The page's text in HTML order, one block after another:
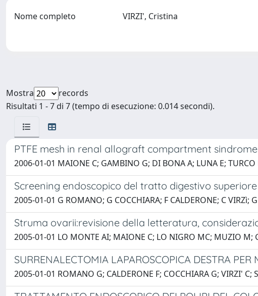
Nome completo VIRZI', Cristina
Mostra
records
Risultati 1 - 7 di 7 (tempo di esecuzione: 0.014 secondi).
PTFE mesh in renal allograft compartment sindrome
2006-01-01 MAIONE C; GAMBINO G; DI BONA A; LUNA E;
Screening endoscopico del tratto digestivo
2005-01-01 G ROMANO; G COCCHIARA; F CALDERONE; C VIRZì;
Struma ovarii:revisione della letteratura,
2005-01-01 LO MONTE AI; MAIONE C; LO NIGRO MC; MUZIO M;
SURRENALECTOMIA LAPAROSCOPICA DESTRA PER
2005-01-01 ROMANO G; CALDERONE F; COCCHIARA G; VIRZI'